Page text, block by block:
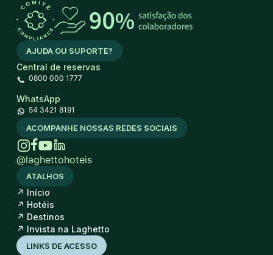
AJUDA OU SUPORTE?
Central de reservas
0800 000 1777
WhatsApp
54 3421 8191
ACOMPANHE NOSSAS REDES SOCIAIS
@laghettohoteis
ATALHOS
↗ Início
↗ Hotéis
↗ Destinos
↗ Invista na Laghetto
LINKS DE ACESSO